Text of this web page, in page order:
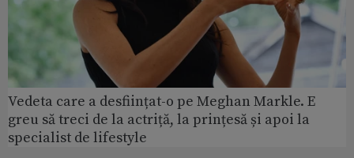
Vedeta care a desființat-o pe Meghan Markle. E
greu să treci de la actriță, la prințesă și apoi la
specialist de lifestyle